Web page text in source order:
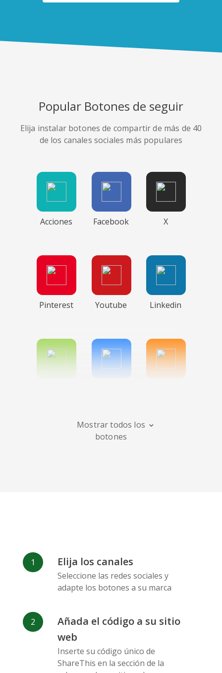
Popular Botones de seguir
Elija instalar botones de compartir de más de 40
de los canales sociales más populares
Acciones Facebook X
Pinterest Youtube Linkedin
Deviantart Dribbble
Flickr Gitlab
Google
Maps
Mostrar todos los
botones
Elija los canales
Seleccione las redes sociales y
adapte los botones a su marca
Añada el código a su sitio
web
Inserte su código único de
ShareThis en la sección de la